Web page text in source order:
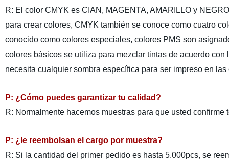
R: El color CMYK es CIAN, MAGENTA, AMARILLO y
para crear colores, CMYK también se conoce como cuatro
conocido como colores especiales, colores PMS son
colores básicos se utiliza para mezclar tintas de acuerdo
necesita cualquier sombra específica para ser impreso en las
P: ¿Cómo puedes garantizar tu calidad?
R: Normalmente hacemos muestras para que usted
P: ¿le reembolsan el cargo por muestra?
R: Si la cantidad del primer pedido es hasta 5.000pcs, se